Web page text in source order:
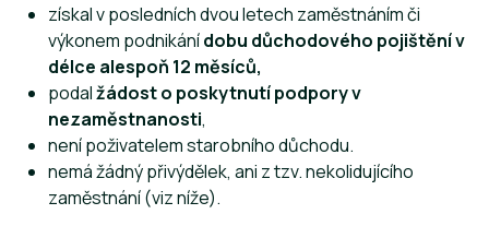
získal v posledních dvou letech zaměstnáním či
výkonem podnikánídobu důchodového pojištění v
délce alespoň 12 měsíců,
podalžádost o poskytnutí podpory v
nezaměstnanosti,
není poživatelem starobního důchodu.
nemá žádný přivýdělek, ani z tzv. nekolidujícího
zaměstnání (viz níže).